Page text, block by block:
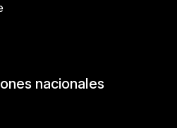
nacionales